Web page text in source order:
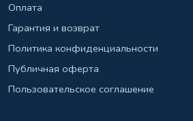
Оплата
Гарантия и возврат
Политика конфиденциальности
Публичная оферта
Пользовательское соглашение